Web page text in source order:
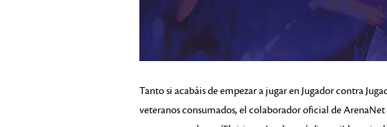
Tanto si acabáis de empezar a jugar en Jugador contra
veteranos consumados, el colaborador oficial de ArenaNet